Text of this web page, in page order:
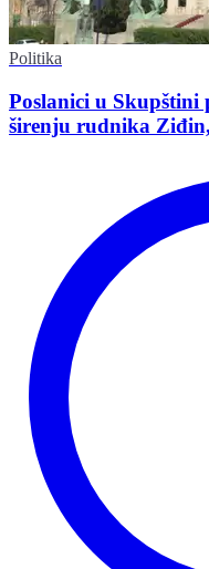
Politika
Poslanici u
širenju rudnika